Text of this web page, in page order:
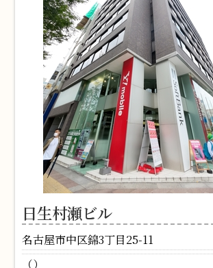
日生村瀬ビル
名古屋市中区錦3丁目25-11
（）